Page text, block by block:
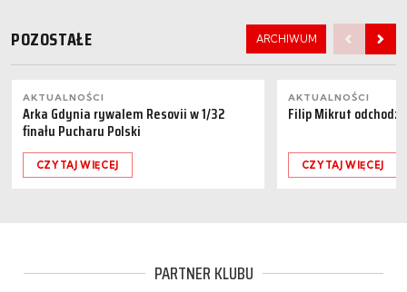
POZOSTAŁE ARCHIWUM
AKTUALNOŚCI
Arka Gdynia rywalem Resovii w 1/32
finału Pucharu Polski
CZYTAJ WIĘCEJ
AKTUALNOŚCI
Filip Mikrut
CZYTAJ WIĘCEJ
PARTNER KLUBU